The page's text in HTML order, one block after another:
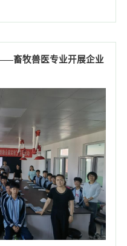
晰地认识到提升自身素质能力的
畜牧兽医专业开展企业